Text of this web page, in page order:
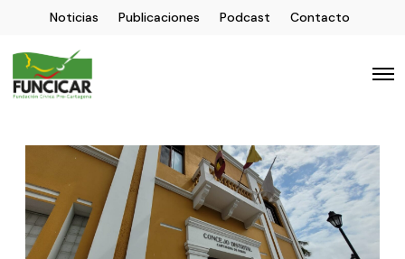
Noticias Publicaciones Podcast Contacto